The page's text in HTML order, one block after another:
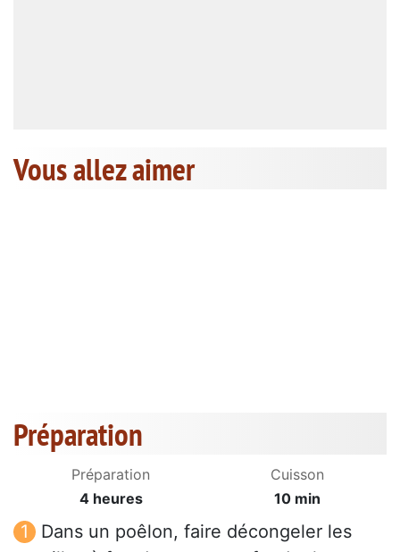
Vous allez aimer
Préparation
Préparation
4 heures
Cuisson
10 min
Dans un poêlon, faire décongeler les